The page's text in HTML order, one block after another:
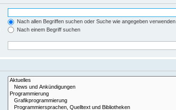
Nach allen Begriffen suchen oder Suche wie angegeben verwenden
Nach einem Begriff suchen